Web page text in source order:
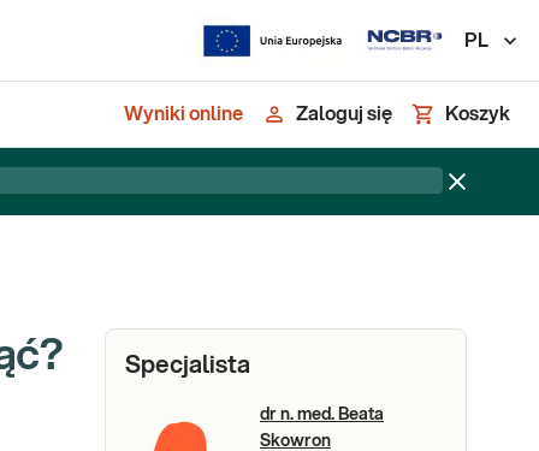
PL
Wyniki online Zaloguj się Koszyk
Specjalista
dr n. med. Beata
Skowron